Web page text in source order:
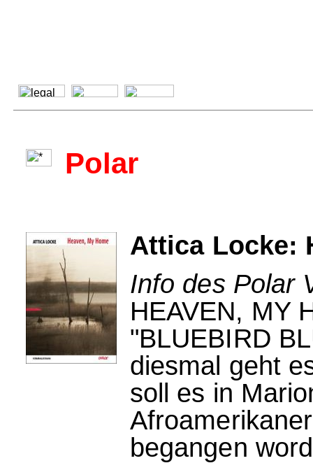
Polar
Attica Locke:
Info des Polar
HEAVEN, MY
"BLUEBIRD
diesmal geht
soll es in
begangen